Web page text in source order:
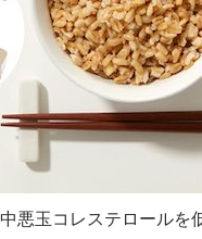
悪玉コレステロール